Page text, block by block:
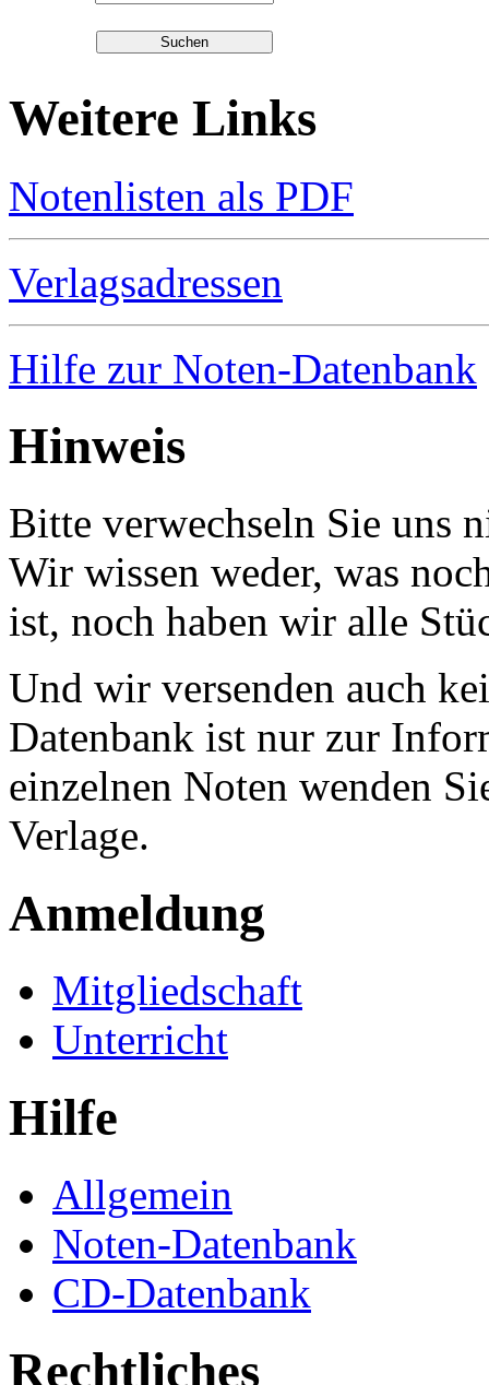
Weitere Links
Notenlisten als PDF
Verlagsadressen
Hilfe zur Noten-Datenbank
Hinweis
Bitte verwechseln Sie uns
Wir wissen weder, was
ist, noch haben wir alle
Und wir versenden auch
Datenbank ist nur zur
einzelnen Noten wenden
Verlage.
Anmeldung
Mitgliedschaft
Unterricht
Hilfe
Allgemein
Noten-Datenbank
CD-Datenbank
Rechtliches